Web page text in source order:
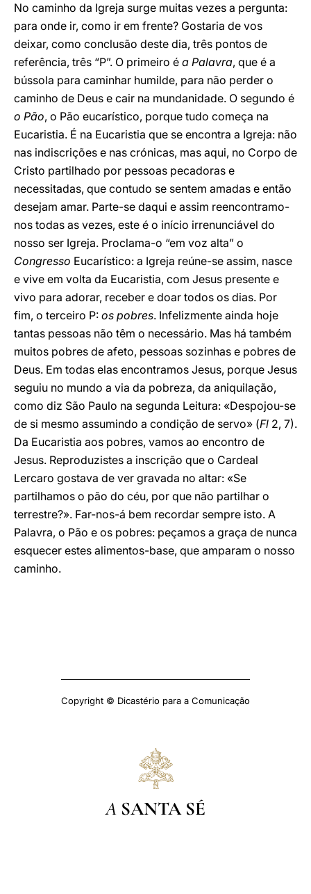
No caminho da Igreja surge muitas vezes a pergunta:
para onde ir, como ir em frente? Gostaria de vos
deixar, como conclusão deste dia, três pontos de
referência, três “P”. O primeiro é a Palavra, que é a
bússola para caminhar humilde, para não perder o
caminho de Deus e cair na mundanidade. O segundo é
o Pão, o Pão eucarístico, porque tudo começa na
Eucaristia. É na Eucaristia que se encontra a Igreja: não
nas indiscrições e nas crónicas, mas aqui, no Corpo de
Cristo partilhado por pessoas pecadoras e
necessitadas, que contudo se sentem amadas e então
desejam amar. Parte-se daqui e assim reencontramo-
nos todas as vezes, este é o início irrenunciável do
nosso ser Igreja. Proclama-o “em voz alta” o
Congresso Eucarístico: a Igreja reúne-se assim, nasce
e vive em volta da Eucaristia, com Jesus presente e
vivo para adorar, receber e doar todos os dias. Por
fim, o terceiro P: os pobres. Infelizmente ainda hoje
tantas pessoas não têm o necessário. Mas há também
muitos pobres de afeto, pessoas sozinhas e pobres de
Deus. Em todas elas encontramos Jesus, porque Jesus
seguiu no mundo a via da pobreza, da aniquilação,
como diz São Paulo na segunda Leitura: «Despojou-se
de si mesmo assumindo a condição de servo» (Fl 2, 7).
Da Eucaristia aos pobres, vamos ao encontro de
Jesus. Reproduzistes a inscrição que o Cardeal
Lercaro gostava de ver gravada no altar: «Se
partilhamos o pão do céu, por que não partilhar o
terrestre?». Far-nos-á bem recordar sempre isto. A
Palavra, o Pão e os pobres: peçamos a graça de nunca
esquecer estes alimentos-base, que amparam o nosso
caminho.
Copyright © Dicastério para a Comunicação
A SANTA SÉ